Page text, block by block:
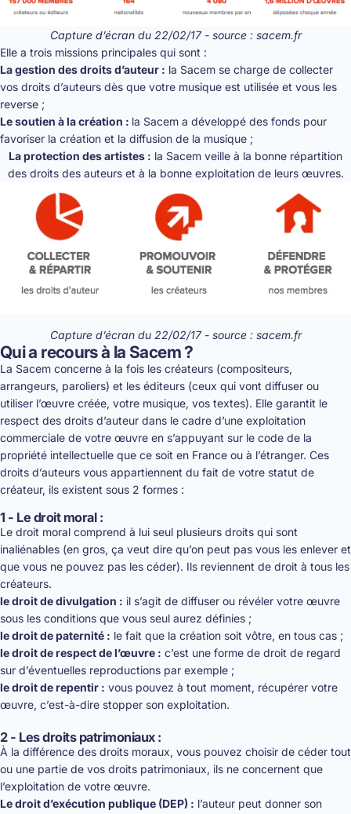
Capture d’écran du 22/02/17 - source : sacem.fr
Elle a trois missions principales qui sont :
La gestion des droits d’auteur : la Sacem se charge de collecter
vos droits d’auteurs dès que votre musique est utilisée et vous les
reverse ;
Le soutien à la création : la Sacem a développé des fonds pour
favoriser la création et la diffusion de la musique ;
La protection des artistes : la Sacem veille à la bonne répartition
des droits des auteurs et à la bonne exploitation de leurs œuvres.
Capture d’écran du 22/02/17 - source : sacem.fr
Qui a recours à la Sacem ?
La Sacem concerne à la fois les créateurs (compositeurs,
arrangeurs, paroliers) et les éditeurs (ceux qui vont diffuser ou
utiliser l’œuvre créée, votre musique, vos textes). Elle garantit le
respect des droits d’auteur dans le cadre d’une exploitation
commerciale de votre œuvre en s’appuyant sur le code de la
propriété intellectuelle que ce soit en France ou à l’étranger. Ces
droits d’auteurs vous appartiennent du fait de votre statut de
créateur, ils existent sous 2 formes :
1 - Le droit moral :
Le droit moral comprend à lui seul plusieurs droits qui sont
inaliénables (en gros, ça veut dire qu’on peut pas vous les enlever et
que vous ne pouvez pas les céder). Ils reviennent de droit à tous les
créateurs.
le droit de divulgation : il s’agit de diffuser ou révéler votre œuvre
sous les conditions que vous seul aurez définies ;
le droit de paternité : le fait que la création soit vôtre, en tous cas ;
le droit de respect de l’œuvre : c’est une forme de droit de regard
sur d’éventuelles reproductions par exemple ;
le droit de repentir : vous pouvez à tout moment, récupérer votre
œuvre, c’est-à-dire stopper son exploitation.
2 - Les droits patrimoniaux :
À la différence des droits moraux, vous pouvez choisir de céder tout
ou une partie de vos droits patrimoniaux, ils ne concernent que
l’exploitation de votre œuvre.
Le droit d’exécution publique (DEP) : l’auteur peut donner son